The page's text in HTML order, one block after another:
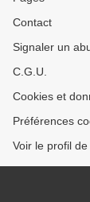
Contact
Signaler un
C.G.U.
Cookies et
Préférences
Voir le profil